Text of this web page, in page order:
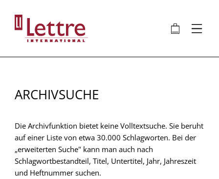
Inhalt
🛍 ⋮
ARCHIVSUCHE
Die Archivfunktion bietet keine Volltextsuche. Sie beruht
auf einer Liste von etwa 30.000 Schlagworten. Bei der
„erweiterten Suche" kann man auch nach
Schlagwortbestandteil, Titel, Untertitel, Jahr, Jahreszeit
und Heftnummer suchen.